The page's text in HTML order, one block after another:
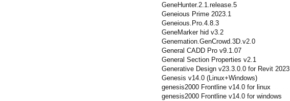
GeneHunter.2.1.release.5
Geneious Prime 2023.1
Geneious.Pro.4.8.3
GeneMarker hid v3.2
Genemation.GenCrowd.3D.v2.0
General CADD Pro v9.1.07
General Section Properties v2.1
Generative Design v23.3.0.0 for Revit 2023
Genesis v14.0 (Linux+Windows)
genesis2000 Frontline v14.0 for linux
genesis2000 Frontline v14.0 for windows